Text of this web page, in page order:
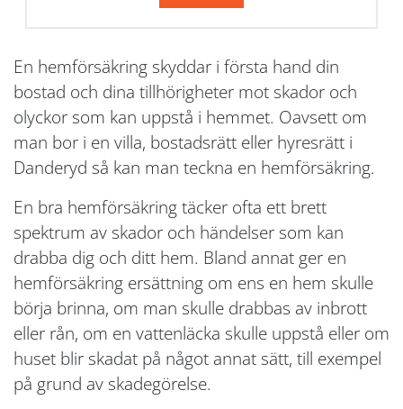
En hemförsäkring skyddar i första hand din
bostad och dina tillhörigheter mot skador och
olyckor som kan uppstå i hemmet. Oavsett om
man bor i en villa, bostadsrätt eller hyresrätt i
Danderyd så kan man teckna en hemförsäkring.
En bra hemförsäkring täcker ofta ett brett
spektrum av skador och händelser som kan
drabba dig och ditt hem. Bland annat ger en
hemförsäkring ersättning om ens en hem skulle
börja brinna, om man skulle drabbas av inbrott
eller rån, om en vattenläcka skulle uppstå eller om
huset blir skadat på något annat sätt, till exempel
på grund av skadegörelse.